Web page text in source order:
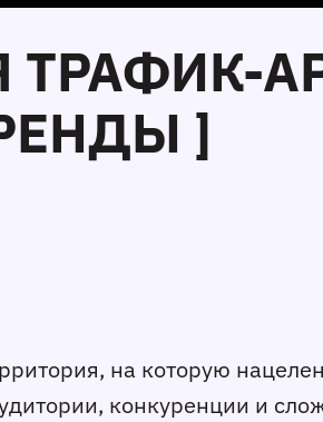
ТРАФИК-
]
на которую
конкуренции и